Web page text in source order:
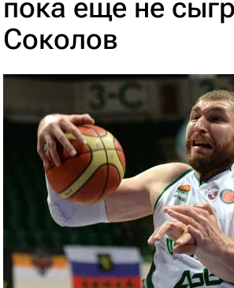
пока еще не
Соколов